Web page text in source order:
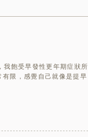
我飽受早發性更年期症狀所
限，感覺自己就像是提早